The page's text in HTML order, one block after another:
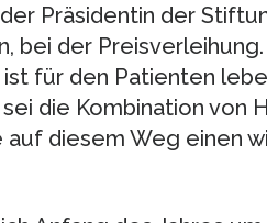
Präsidentin der
bei der
für den Patienten
die Kombination von
diesem Weg einen